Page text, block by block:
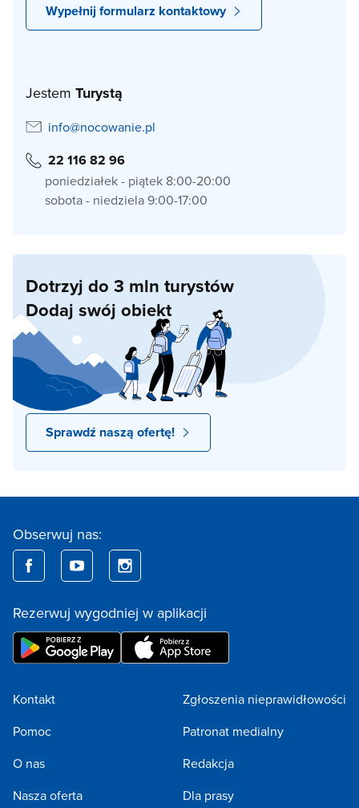
Wypełnij formularz kontaktowy
Jestem Turystą
info@nocowanie.pl
22 116 82 96
poniedziałek - piątek 8:00-20:00
sobota - niedziela 9:00-17:00
Dotrzyj do 3 mln turystów
Dodaj swój obiekt
Sprawdź naszą ofertę!
Obserwuj nas:
Rezerwuj wygodniej w aplikacji
Kontakt
Pomoc
O nas
Nasza oferta
Zgłoszenia nieprawidłowości
Patronat medialny
Redakcja
Dla prasy